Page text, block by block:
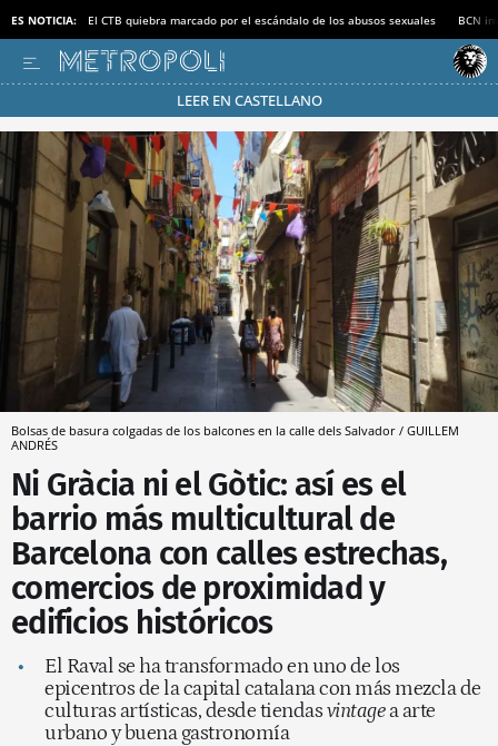
ES NOTICIA: El CTB quiebra marcado por el escándalo de los abusos sexuales BCN
LEER EN CASTELLANO
Pásate al MODO AHORRO
Bolsas de basura colgadas de los balcones en la calle dels Salvador / GUILLEM
ANDRÉS
Ni Gràcia ni el Gòtic: así es el
barrio más multicultural de
Barcelona con calles estrechas,
comercios de proximidad y
edificios históricos
El Raval se ha transformado en uno de los
epicentros de la capital catalana con más mezcla de
culturas artísticas, desde tiendasvintagea arte
urbano y buena gastronomía